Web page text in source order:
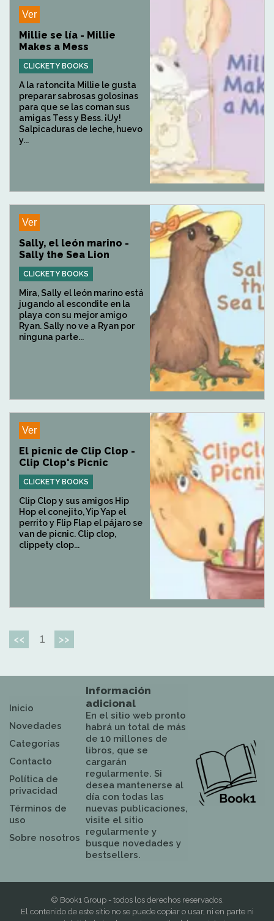
Ver
Millie se lía - Millie
Makes a Mess
CLICKETY BOOKS
A la ratoncita Millie le gusta
preparar sabrosas golosinas
para que se las coman sus
amigas Tess y Bess. ¡Uy!
Salpicaduras de leche, huevo
y...
Ver
Sally, el león marino -
Sally the Sea Lion
CLICKETY BOOKS
Mira, Sally el león marino está
jugando al escondite en la
playa con su mejor amigo
Ryan. Sally no ve a Ryan por
ninguna parte...
Ver
El picnic de Clip Clop -
Clip Clop's Picnic
CLICKETY BOOKS
Clip Clop y sus amigos Hip
Hop el conejito, Yip Yap el
perrito y Flip Flap el pájaro se
van de picnic. Clip clop,
clippety clop...
<< 1 >>
Inicio
Novedades
Categorías
Contacto
Política de
privacidad
Términos de
uso
Sobre nosotros
Información
adicional
En el sitio web pronto
habrá un total de más
de 10 millones de
libros, que se
cargarán
regularmente. Si
desea mantenerse al
día con todas las
nuevas publicaciones,
visite el sitio
regularmente y
busque novedades y
bestsellers.
© Book1 Group - todos los derechos reservados.
El contenido de este sitio no se puede copiar o usar, ni en parte ni